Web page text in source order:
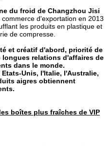
du froid de Changzhou Jisi
d'exportation en 2013
les produits en plastique et
de compresse.
et créatif d'abord, priorité de
relations d'affaires de
dans le monde.
Unis, l'Italie, l'Australie,
aigres obtiennent
boîtes plus fraîches de VIP